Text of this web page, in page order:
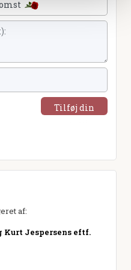
Tilføj din
af:
Jespersens eftf.